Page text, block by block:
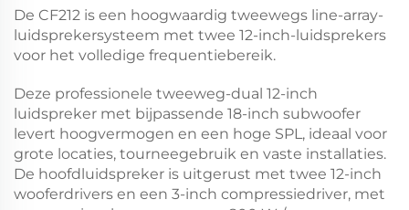
De CF212 is een hoogwaardig tweewegs line-array-
luidsprekersysteem met twee 12-inch-luidsprekers
voor het volledige frequentiebereik.
Deze professionele tweeweg-dual 12-inch
luidspreker met bijpassende 18-inch subwoofer
levert hoogvermogen en een hoge SPL, ideaal voor
grote locaties, tourneegebruik en vaste installaties.
De hoofdluidspreker is uitgerust met twee 12-inch
wooferdrivers en een 3-inch compressiedriver, met